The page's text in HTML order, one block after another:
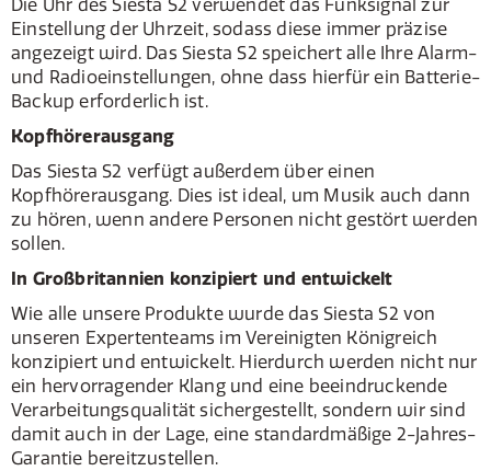
Die Uhr des Siesta S2 verwendet das Funksignal zur
Einstellung der Uhrzeit, sodass diese immer präzise
angezeigt wird. Das Siesta S2 speichert alle Ihre Alarm-
und Radioeinstellungen, ohne dass hierfür ein Batterie-
Backup erforderlich ist.
Kopfhörerausgang
Das Siesta S2 verfügt außerdem über einen
Kopfhörerausgang. Dies ist ideal, um Musik auch dann
zu hören, wenn andere Personen nicht gestört werden
sollen.
In Großbritannien konzipiert und entwickelt
Wie alle unsere Produkte wurde das Siesta S2 von
unseren Expertenteams im Vereinigten Königreich
konzipiert und entwickelt. Hierdurch werden nicht nur
ein hervorragender Klang und eine beeindruckende
Verarbeitungsqualität sichergestellt, sondern wir sind
damit auch in der Lage, eine standardmäßige 2-Jahres-
Garantie bereitzustellen.